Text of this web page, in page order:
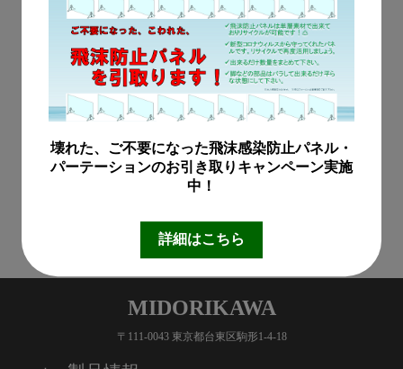
壊れた、ご不要になった飛沫感染防止パネル・
パーテーションのお引き取りキャンペーン実施
中！
詳細はこちら
パーソナル空間向け小
型空気清浄機 DF-2
卓上で人のすぐそばに設
置することで、対面コミ
ュニケーションによる飛
沫の素早い除去を可能に
します。
せ
MIDORIKAWA
〒111-0043 東京都台東区駒形1-4-18